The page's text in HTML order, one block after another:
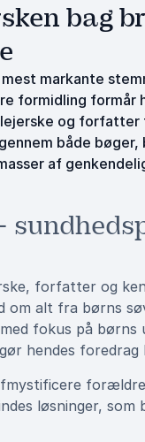
bag
markante
formidling
og
både
af
forfatter og
alt fra børns
fokus på børns
hendes foredrag
løsninger, som